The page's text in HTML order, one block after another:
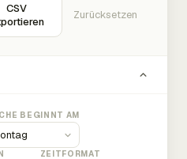
CSV
Zurücksetzen
BEGINNT AM
ZEITFORMAT